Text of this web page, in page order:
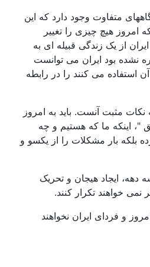
متفاوت وجود دارد که این
هیچ چیزی را تغییر
از یک زندگی قبیله ای به
نشده بود ایران می توانست
استفاده می کنند را در رابطه
مثبت آنست. باید به امروز
"، اینکه ما که هستیم و چه
بلکه بار مشکلات را از یکسو و
دهه، ایجاد هیجان و تحریک
خواهند تکرار کنند.
و فردای ایران نخواهند